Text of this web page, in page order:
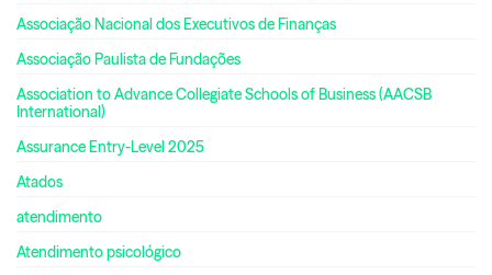
Associação Nacional dos Executivos de Finanças
Associação Paulista de Fundações
Association to Advance Collegiate Schools of Business (AACSB
International)
Assurance Entry-Level 2025
Atados
atendimento
Atendimento psicológico